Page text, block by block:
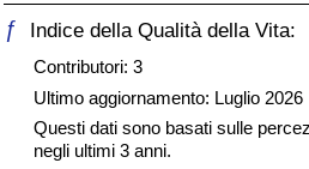
ƒ Indice della Qualità della Vita:
Contributori: 3
Ultimo aggiornamento: Luglio 2026
Questi dati sono basati sulle
negli ultimi 3 anni.
Indice di criminalità per paese
Assistenza Sanitaria
Indice dell’Assistenza Sanitaria